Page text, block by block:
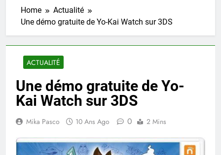
Home
Actualité
Une démo gratuite de Yo-Kai Watch sur 3DS
ACTUALITÉ
Une démo gratuite de Yo-
Kai Watch sur 3DS
Mika Pasco 10 Ans Ago 0 2 Mins